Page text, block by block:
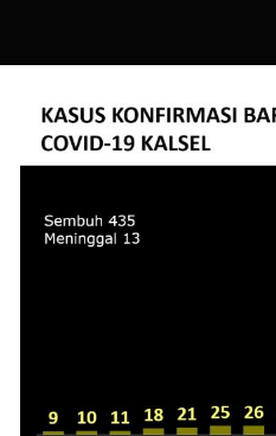
Grafik Covid-19
Banjarmasin